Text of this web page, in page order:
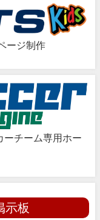
ージ制作
ーチーム専用ホー
示板